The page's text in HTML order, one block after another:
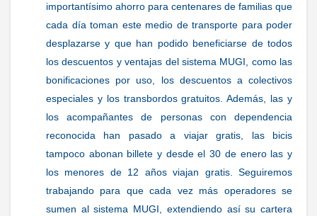
importantísimo ahorro para centenares de familias que
cada día toman este medio de transporte para poder
desplazarse y que han podido beneficiarse de todos
los descuentos y ventajas del sistema MUGI, como las
bonificaciones por uso, los descuentos a colectivos
especiales y los transbordos gratuitos. Además, las y
los acompañantes de personas con dependencia
reconocida han pasado a viajar gratis, las bicis
tampoco abonan billete y desde el 30 de enero las y
los menores de 12 años viajan gratis. Seguiremos
trabajando para que cada vez más operadores se
sumen al sistema MUGI, extendiendo así su cartera